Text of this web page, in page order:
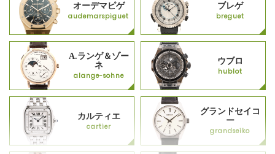
オーデマピゲ
audemarspiguet
ブレゲ
breguet
A.ランゲ＆ゾー
ネ
alange-sohne
ウブロ
hublot
カルティエ
cartier
グランドセイコ
ー
grandseiko